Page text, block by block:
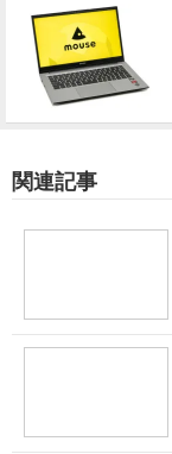
関連記事